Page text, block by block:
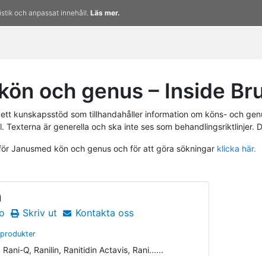
och anpassat innehåll. Läs mer.
och genus – Inside
kunskapsstöd som tillhandahåller information om köns- och
Texterna är generella och ska inte ses som
Janusmed kön och genus och för att göra sökningar klicka här.
Skriv ut Kontakta oss
Q, Ranilin, Ranitidin Actavis, Rani......